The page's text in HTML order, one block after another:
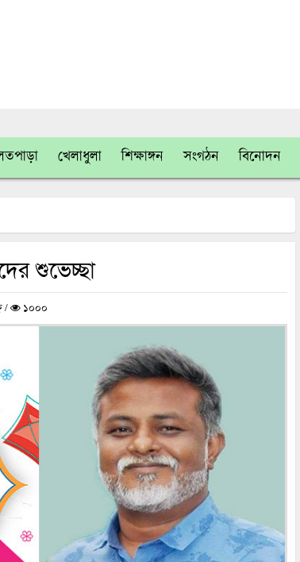
খেলাধুলা শিক্ষাঙ্গন সংগঠন বিনোদন
শুভেচ্ছা
/ ১০০০